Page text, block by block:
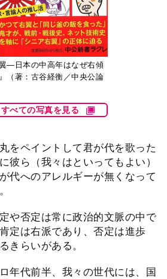
翼―日本の中高年はなぜ右傾
（著：古谷経衡／中央公論
すべての写真を見る
をペイントして君が代を歌った
彼ら（我々はといってもよい）
代へのアレルギーが無くなって
や否定は常に政治的文脈の中で
定は右派であり、否定は進歩
きらいがある。
年代前半、我々の世代には、国